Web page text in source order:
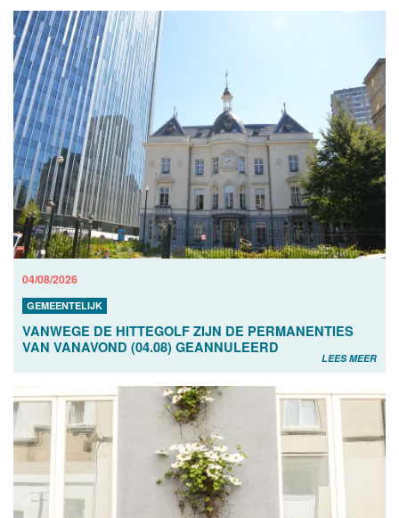
04/08/2026
GEMEENTELIJK
VANWEGE DE HITTEGOLF ZIJN DE PERMANENTIES
VAN VANAVOND (04.08) GEANNULEERD
LEES MEER